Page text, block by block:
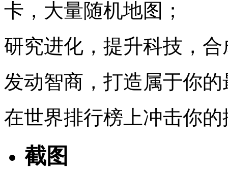
卡，大量随机地图；
研究进化，提升科技，
发动智商，打造属于你
在世界排行榜上冲击你的
截图